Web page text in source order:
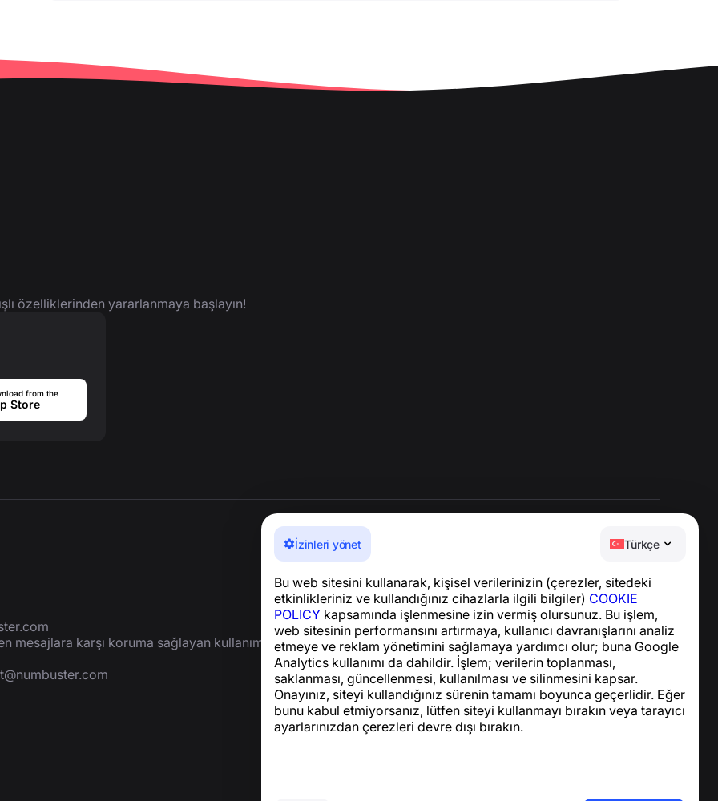
İzinleri yönet Türkçe
Bu web sitesini kullanarak, kişisel verilerinizin (çerezler, sitedeki
etkinlikleriniz ve kullandığınız cihazlarla ilgili bilgiler) COOKIE
POLICY kapsamında işlenmesine izin vermiş olursunuz. Bu işlem,
web sitesinin performansını artırmaya, kullanıcı davranışlarını analiz
etmeye ve reklam yönetimini sağlamaya yardımcı olur; buna Google
Analytics kullanımı da dahildir. İşlem; verilerin toplanması,
saklanması, güncellenmesi, kullanılması ve silinmesini kapsar.
Onayınız, siteyi kullandığınız sürenin tamamı boyunca geçerlidir. Eğer
bunu kabul etmiyorsanız, lütfen siteyi kullanmayı bırakın veya tarayıcı
ayarlarınızdan çerezleri devre dışı bırakın.
özelliklerinden yararlanmaya başlayın!
from the
Store
mesajlara karşı koruma sağlayan kullanımı
Haberler ve Makaleler
Proje hakkında
İletişim